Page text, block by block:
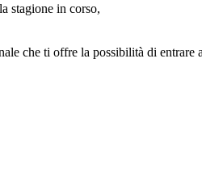
stagione in corso,
che ti offre la possibilità di